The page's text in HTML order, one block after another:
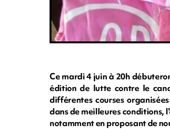
Ce mardi 4 juin à 20h
édition de lutte contre le
différentes courses
dans de meilleures
notamment en proposant de